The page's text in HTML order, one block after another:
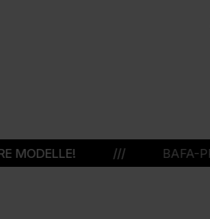
/// BAFA-PRÄMIE: